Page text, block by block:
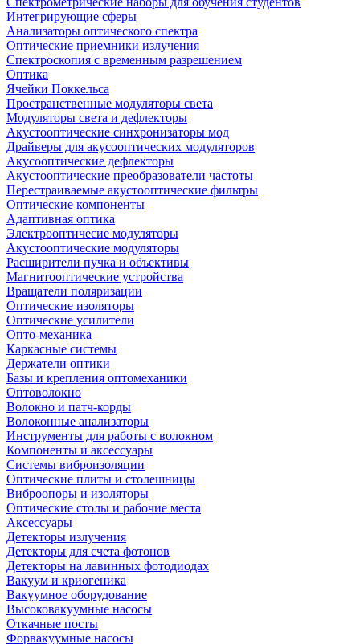
Интегрирующие сферы
Анализаторы оптического спектра
Оптические приемники излучения
Спектроскопия с временным разрешением
Оптика
Ячейки Поккельса
Пространственные модуляторы света
Модуляторы света и дефлекторы
Акустооптические синхронизаторы мод
Драйверы для акусооптических модуляторов
Акусооптические дефлекторы
Акустооптические преобразователи частоты
Перестраиваемые акустооптические фильтры
Оптические компоненты
Адаптивная оптика
Электрооптичесие модуляторы
Акустооптические модуляторы
Расширители пучка и объективы
Магнитооптические устройства
Вращатели поляризации
Оптические изоляторы
Оптические усилители
Опто-механика
Каркасные системы
Держатели оптики
Базы и крепления оптомеханики
Оптоволокно
Волокно и патч-корды
Волоконные анализаторы
Инструменты для работы с волокном
Компоненты и аксессуары
Системы виброизоляции
Оптические плиты и столешницы
Виброопоры и изоляторы
Оптические столы и рабочие места
Аксессуары
Детекторы излучения
Детекторы для счета фотонов
Детекторы на лавинных фотодиодах
Вакуум и криогеника
Вакуумное оборудование
Высоковакуумные насосы
Откачные посты
Форвакуумные насосы